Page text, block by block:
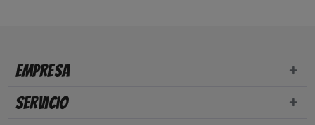
Empresa
Servicio